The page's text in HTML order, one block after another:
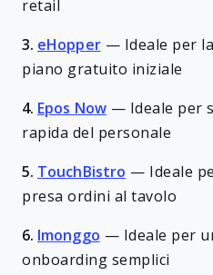
retail
3. eHopper — Ideale per
piano gratuito iniziale
4. Epos Now — Ideale per
rapida del personale
5. TouchBistro —
Ideale
presa ordini al tavolo
6. Imonggo — Ideale per
onboarding semplici